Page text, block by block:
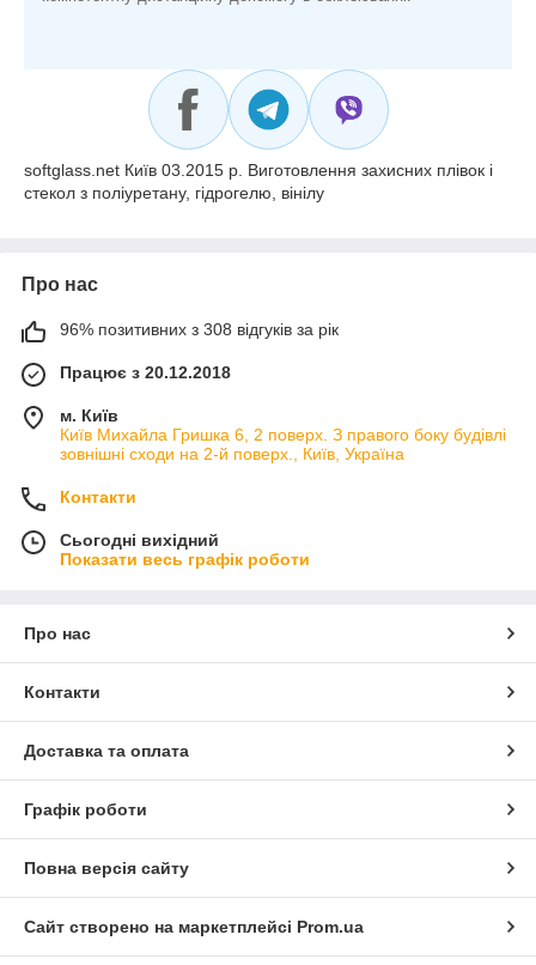
softglass.net Київ 03.2015 р. Виготовлення захисних плівок і
стекол з поліуретану, гідрогелю, вінілу
Про нас
96% позитивних з 308 відгуків за рік
Працює з 20.12.2018
м. Київ
Київ Михайла Гришка 6, 2 поверх. З правого боку будівлі
зовнішні сходи на 2-й поверх., Київ, Україна
Контакти
Сьогодні вихідний
Показати весь графік роботи
Про нас
Контакти
Доставка та оплата
Графік роботи
Повна версія сайту
Сайт створено на маркетплейсі Prom.ua